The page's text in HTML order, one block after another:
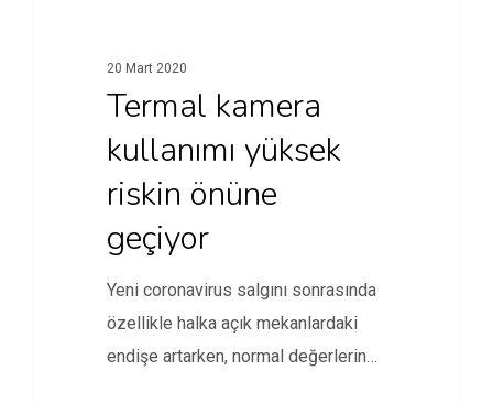
20 Mart 2020
Termal kamera
kullanımı yüksek
riskin önüne
geçiyor
Yeni coronavirus salgını sonrasında
özellikle halka açık mekanlardaki
endişe artarken, normal değerlerin